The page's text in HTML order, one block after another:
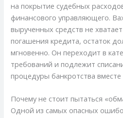
на покрытие судебных
финансового управляющего.
вырученных средств не
погашения кредита, остаток
мгновенно. Он переходит в
требований и подлежит
процедуры банкротства
Почему не стоит пытаться
Одной из самых опасных